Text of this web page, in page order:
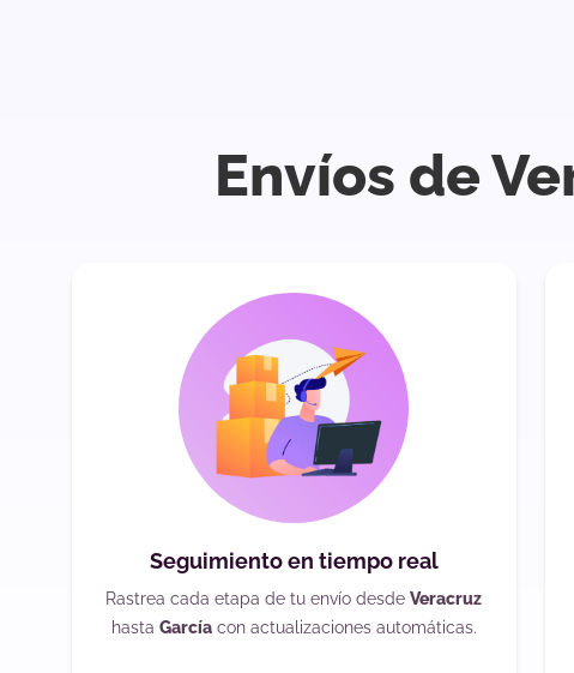
Envíos de
Seguimiento en tiempo real
Rastrea cada etapa de tu envío desdeVeracruz
hasta Garcíacon actualizaciones automáticas.